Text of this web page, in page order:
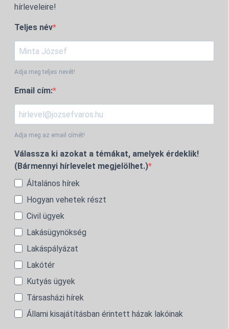
hírleveleire!
Teljes név
Adja meg teljes nevét!
Email cím:
Adja meg az email címét!
Válassza ki azokat a témákat, amelyek érdeklik!
(Bármennyi hírlevelet megjelölhet.)
Általános hírek
Hogyan vehetek részt
Civil ügyek
Lakásügynökség
Lakáspályázat
Lakótér
Kutyás ügyek
Társasházi hírek
Állami kisajátításban érintett házak lakóinak